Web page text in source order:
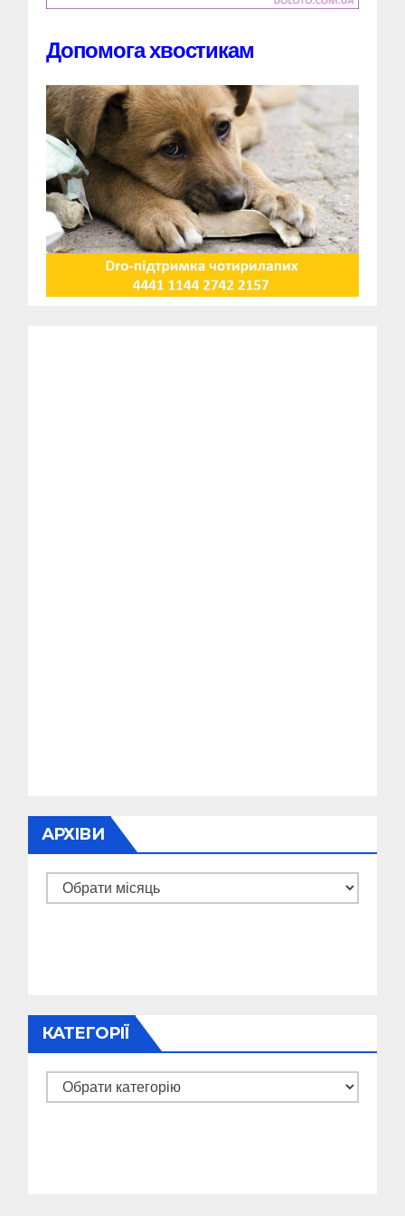
Допомога хвостикам
АРХІВИ
Архіви
КАТЕГОРІЇ
Категорії